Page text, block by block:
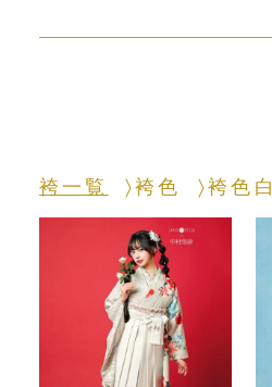
袴一覧 袴色 袴色白